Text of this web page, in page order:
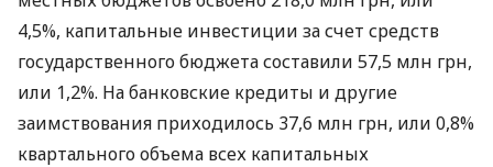
4,5%, капитальные инвестиции за счет средств
государственного бюджета составили 57,5 млн грн,
или 1,2%. На банковские кредиты и другие
заимствования приходилось 37,6 млн грн, или 0,8%
квартального объема всех капитальных